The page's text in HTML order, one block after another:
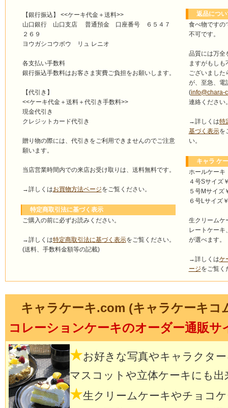
【銀行振込】 <<ケーキ代金＋送料>>
山口銀行 山口支店 普通預金 口座番号 ６５４７
２６９
ヨウガシコウボウ リュ レニオ
各支払い手数料
銀行振込手数料はお客さま実費ご負担をお願いします。
【代引き】
<<ケーキ代金＋送料＋代引き手数料>>
現金代引き
クレジットカード代引き
贈り物の際には、代引きをご利用できませんのでご注意
願います。
当店営業時間内での来店お受け取りは、送料無料です。
→詳しくはお買物方法ページをご覧ください。
特定商取引法に基づく表示
ご購入の前に必ずお読みください。
→詳しくは特定商取引法に基づく表示をご覧ください。
(送料、手数料金額等の記載)
返品につい
食べ物ですの
不可です。
品質には万全
ますがもしも
ございました
が、至急、電
(info@chara-
連絡ください
→詳しくは特
基づく表示を
い。
キャラ ケ
ホールケーキ
４号Sサイズ
５号Mサイズ
６号Lサイズ
生クリームケ
レートケーキ
が選べます。
→詳しくはケ
ージをご覧く
キャラケーキ.com (キャラケーキコ
コレーションケーキのオーダー通販サ
★お好きな写真やキャラクタ
マスコットや立体ケーキにも出
★生クリームケーキやチョコ